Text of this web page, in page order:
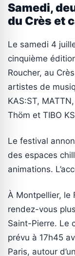
Samedi,
du Crès et
Le samedi 4
cinquième
Roucher, au
artistes de
KAS:ST,
Thöm et TIBO
Le festival
des espaces
animations.
À Montpellier, le
rendez-vous
Saint-Pierre. Le
prévu à 17h45
Paris, autour